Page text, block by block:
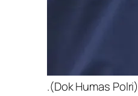
.(Dok Humas Polri)